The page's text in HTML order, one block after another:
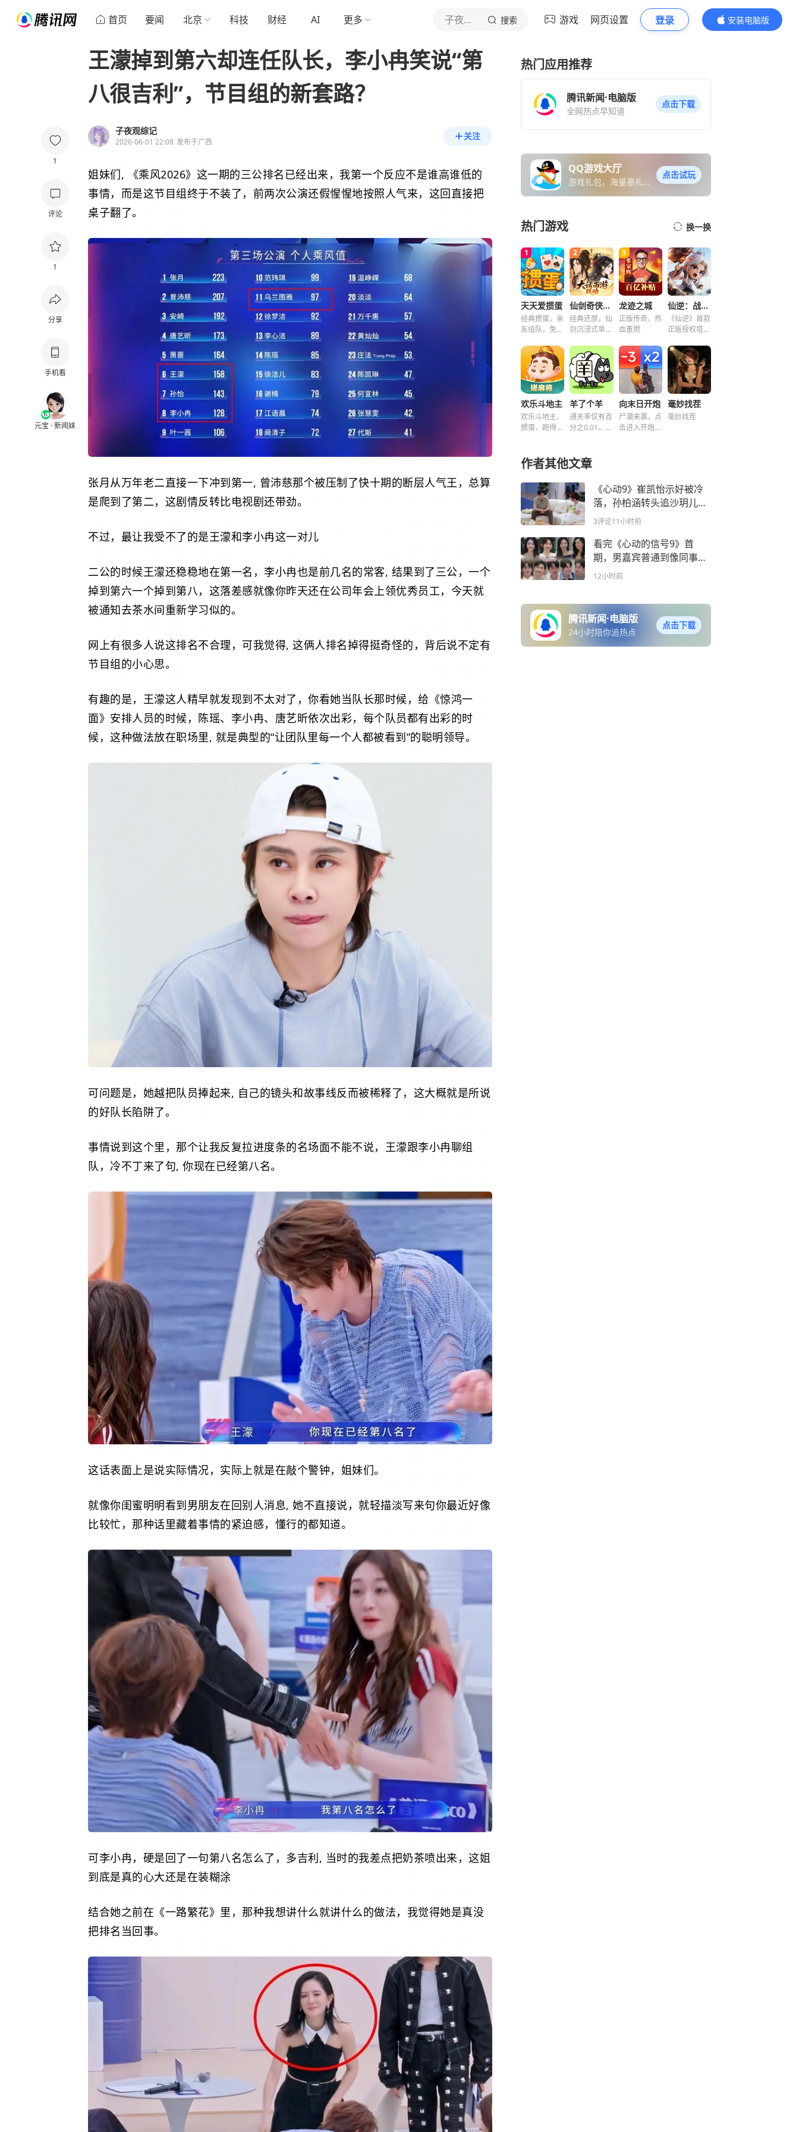
首页 要闻 北京 科技 财经 AI 更多 子夜观综记 搜索 游戏 网页设置 登录
安装电脑版
内容更精彩
1
评论
1
分享
手机看
元宝 · 新闻妹
王濛掉到第六却连任队长，李小冉笑说“第
八很吉利”，节目组的新套路？
子夜观综记
2026-06-01 22:08 发布于广西
关注
姐妹们, 《乘风2026》这一期的三公排名已经出来，我第一个反应不是谁高谁低的
事情，而是这节目组终于不装了，前两次公演还假惺惺地按照人气来，这回直接把
桌子翻了。
张月从万年老二直接一下冲到第一, 曾沛慈那个被压制了快十期的断层人气王，总算
是爬到了第二，这剧情反转比电视剧还带劲。
不过，最让我受不了的是王濛和李小冉这一对儿
二公的时候王濛还稳稳地在第一名，李小冉也是前几名的常客, 结果到了三公，一个
掉到第六一个掉到第八，这落差感就像你昨天还在公司年会上领优秀员工，今天就
被通知去茶水间重新学习似的。
网上有很多人说这排名不合理，可我觉得, 这俩人排名掉得挺奇怪的，背后说不定有
节目组的小心思。
有趣的是，王濛这人精早就发现到不太对了，你看她当队长那时候，给《惊鸿一
面》安排人员的时候， 陈瑶、李小冉、 唐艺昕依次出彩，每个队员都有出彩的时
候，这种做法放在职场里, 就是典型的“让团队里每一个人都被看到”的聪明领导。
可问题是，她越把队员捧起来, 自己的镜头和故事线反而被稀释了，这大概就是所说
的好队长陷阱了。
事情说到这个里，那个让我反复拉进度条的名场面不能不说，王濛跟李小冉聊组
队，冷不丁来了句, 你现在已经第八名。
这话表面上是说实际情况，实际上就是在敲个警钟，姐妹们。
就像你闺蜜明明看到男朋友在回别人消息, 她不直接说，就轻描淡写来句你最近好像
比较忙，那种话里藏着事情的紧迫感，懂行的都知道。
可李小冉，硬是回了一句第八名怎么了，多吉利, 当时的我差点把奶茶喷出来，这姐
到底是真的心大还是在装糊涂
结合她之前在《一路繁花》里，那种我想讲什么就讲什么的做法，我觉得她是真没
把排名当回事。
热门应用推荐
腾讯新闻·电脑版
全网热点早知道
点击下载
QQ游戏大厅
游戏礼包，海量豪礼免
点击试玩
热门游戏 换一换
天天爱掼蛋
经典掼蛋，亲
友组队，免费
仙剑奇侠传之新的开始
经典还原，仙
剑沉浸式单机
龙迹之城
正版传奇，热
血重燃
仙逆：战天道
《仙逆》首款
正版授权塔防
欢乐斗地主
欢乐斗地主、
掼蛋、跑得
羊了个羊
通关率仅有百
分之0.01，快
向末日开炮
尸潮来袭，点
击进入开炮宇
毫妙找茬
毫妙找茬
作者其他文章
《心动9》崔凯怡示好被冷
落，孙柏涵转头追沙玥儿，
恋综完美滤镜该碎了
3评论11小时前
看完《心动的信号9》首
期，男嘉宾普通到像同事，
但我反而嗑上头了
12小时前
腾讯新闻·电脑版
24小时陪你追热点
点击下载